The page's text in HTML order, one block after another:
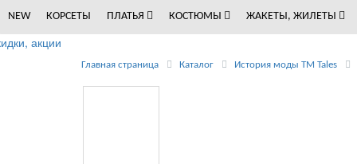
NEW КОРСЕТЫ ПЛАТЬЯ КОСТЮМЫ ЖАКЕТЫ, ЖИЛЕТЫ
акции
Главная страница Каталог История моды ТМ Tales